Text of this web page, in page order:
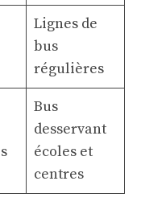
Lignes de
bus
régulières
Bus
desservant
écoles et
centres